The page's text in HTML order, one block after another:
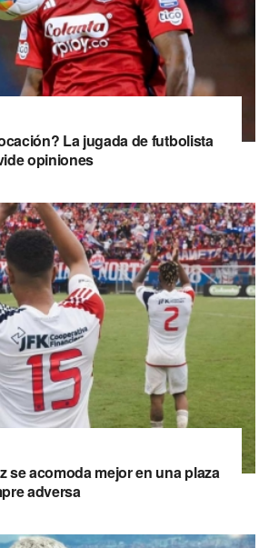
La jugada de futbolista
opiniones
se acomoda mejor en una plaza
adversa